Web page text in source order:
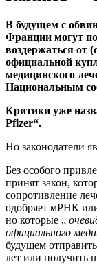
В будущем с
Франции могут
воздержаться от
официальной
медицинского
Национальным
Критики уже
Pfizer“.
Но законодатели
Без особого
принят закон,
сопротивление
одобряет мРНК
но которые „
официального
будущем
лет или получить